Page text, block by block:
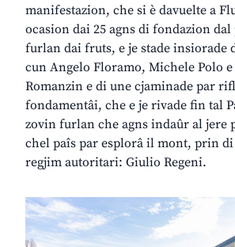
manifestazion, che si è davuelte a
ocasion dai 25 agns di fondazion
furlan dai fruts, e je stade insiorade
cun Angelo Floramo, Michele Polo e
Romanzin e di une cjaminade par
fondamentâi, che e je rivade fin tal
zovin furlan che agns indaûr al jere
chel paîs par esplorâ il mont, prin
regjim autoritari: Giulio Regeni.